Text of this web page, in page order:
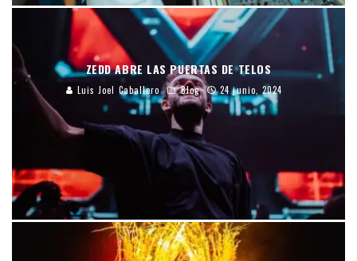
ZEDD ABRE LAS PUERTAS DE TELOS
Luis Joel Caballero Blog 24 junio, 2024